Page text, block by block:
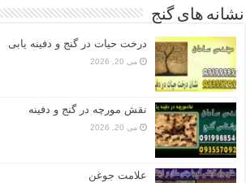
نشانه های گنج
درخت حیات در گنج و دفینه یابی
می 20, 2026
نقش مورچه در گنج و دفینه
می 20, 2026
علامت جوغن